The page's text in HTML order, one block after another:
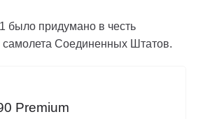
было придумано в честь
самолета Соединенных Штатов.
Premium